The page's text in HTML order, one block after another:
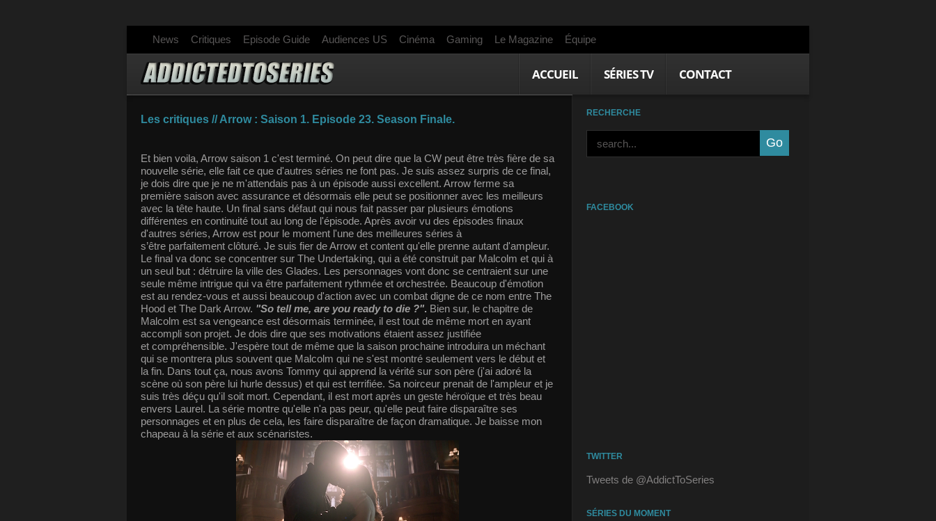
News Critiques Episode Guide Audiences US Cinéma Gaming Le Magazine Équipe
ACCUEIL SÉRIES TV CONTACT
Les critiques // Arrow : Saison 1. Episode 23. Season Finale.
Et bien voila, Arrow saison 1 c'est terminé. On peut dire que la CW peut être très fière de sa
nouvelle série, elle fait ce que d'autres séries ne font pas. Je suis assez surpris de ce final,
je dois dire que je ne m'attendais pas à un épisode aussi excellent. Arrow ferme sa
première saison avec assurance et désormais elle peut se positionner avec les meilleurs
avec la tête haute. Un final sans défaut qui nous fait passer par plusieurs émotions
différentes en continuité tout au long de l'épisode. Après avoir vu des épisodes finaux
d'autres séries, Arrow est pour le moment l'une des meilleures séries à
s’être parfaitement clôturé. Je suis fier de Arrow et content qu'elle prenne autant d'ampleur.
Le final va donc se concentrer sur The Undertaking, qui a été construit par Malcolm et qui à
un seul but : détruire la ville des Glades. Les personnages vont donc se centraient sur une
seule même intrigue qui va être parfaitement rythmée et orchestrée. Beaucoup d'émotion
est au rendez-vous et aussi beaucoup d'action avec un combat digne de ce nom entre The
Hood et The Dark Arrow. "So tell me, are you ready to die ?". Bien sur, le chapitre de
Malcolm est sa vengeance est désormais terminée, il est tout de même mort en ayant
accompli son projet. Je dois dire que ses motivations étaient assez justifiée
et compréhensible. J'espère tout de même que la saison prochaine introduira un méchant
qui se montrera plus souvent que Malcolm qui ne s'est montré seulement vers le début et
la fin. Dans tout ça, nous avons Tommy qui apprend la vérité sur son père (j'ai adoré la
scène où son père lui hurle dessus) et qui est terrifiée. Sa noirceur prenait de l'ampleur et je
suis très déçu qu'il soit mort. Cependant, il est mort après un geste héroïque et très beau
envers Laurel. La série montre qu'elle n'a pas peur, qu'elle peut faire disparaître ses
personnages et en plus de cela, les faire disparaître de façon dramatique. Je baisse mon
chapeau à la série et aux scénaristes.
RECHERCHE
FACEBOOK
TWITTER
Tweets de @AddictToSeries
SÉRIES DU MOMENT